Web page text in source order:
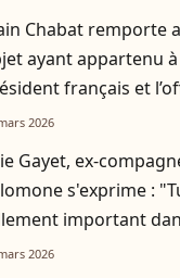
Chabat remporte
ayant appartenu
français et
2026
Gayet, ex-
s'exprime :
important
2026